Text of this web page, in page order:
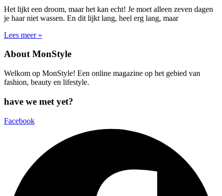
Het lijkt een droom, maar het kan echt! Je moet alleen zeven dagen
je haar niet wassen. En dit lijkt lang, heel erg lang, maar
Lees meer »
About MonStyle
Welkom op MonStyle! Een online magazine op het gebied van
fashion, beauty en lifestyle.
have we met yet?
Facebook